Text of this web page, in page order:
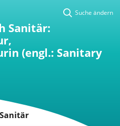
Suche ändern
Sanitär:
(engl.: Sanitary
Sanitär